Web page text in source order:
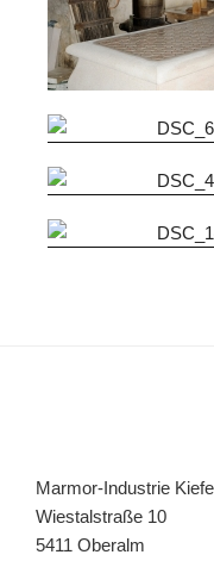
Marmor-Industrie
Wiestalstraße 10
5411 Oberalm